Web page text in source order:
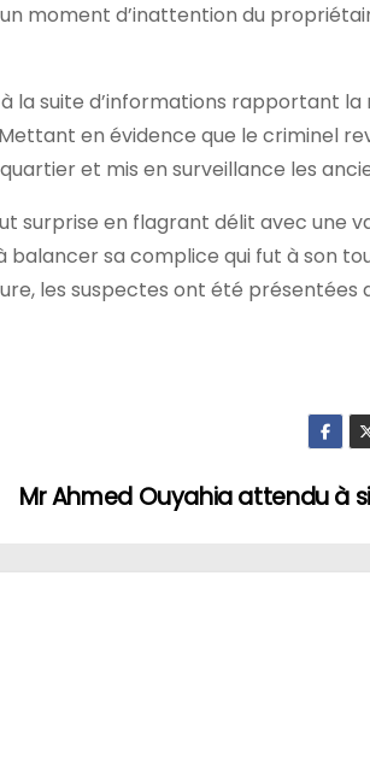
moment d’inattention du
la suite d’informations rapportant
en évidence que le criminel
et mis en surveillance les
surprise en flagrant délit avec une
sa complice qui fut à son
les suspectes ont été présentées
Mr Ahmed Ouyahia attendu à